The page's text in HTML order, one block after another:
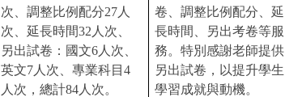
次、調整比例配分27人
次、延長時間32 人次、
另出試卷：國文6人次、
英文7人次、專業科目 4
人次，總計84人次。
卷、調整比例配分、延
長時間、另出考卷等服
務。特別感謝老師提供
另出試卷，以提升學生
學習成就與動機。